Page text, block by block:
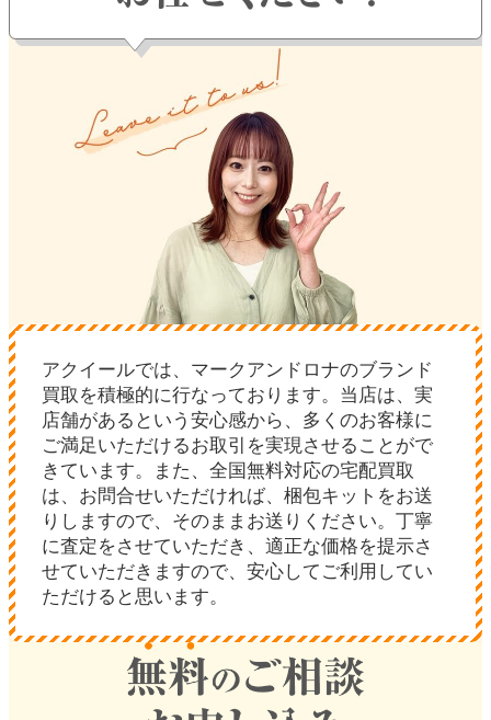
アクイールでは、マークアンドロナのブランド
買取を積極的に行なっております。当店は、実
店舗があるという安心感から、多くのお客様に
ご満足いただけるお取引を実現させることがで
きています。また、全国無料対応の宅配買取
は、お問合せいただければ、梱包キットをお送
りしますので、そのままお送りください。丁寧
に査定をさせていただき、適正な価格を提示さ
せていただきますので、安心してご利用してい
ただけると思います。